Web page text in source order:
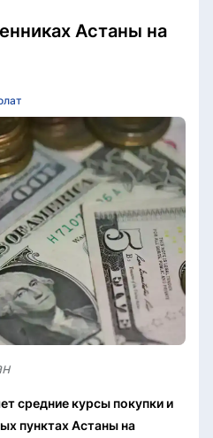
стране
Астаны на
средние курсы покупки и
пунктах Астаны на